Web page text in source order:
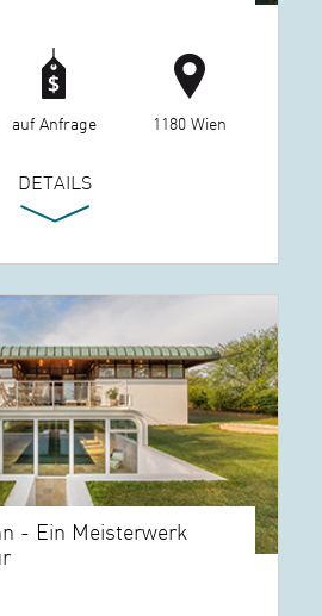
auf Anfrage 1180 Wien
DETAILS
- Ein Meisterwerk